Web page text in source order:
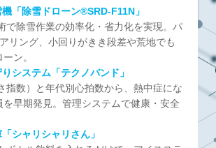
「除雪ドローン®SRD-F11N」
除雪作業の効率化・省力化を実現。パ
リング、小回りがきき段差や荒地でも
ン。
システム「テクノバンド」
数）と年代別心拍数から、熱中症にな
を早期発見。管理システムで健康・安全
シャリシャリさん」